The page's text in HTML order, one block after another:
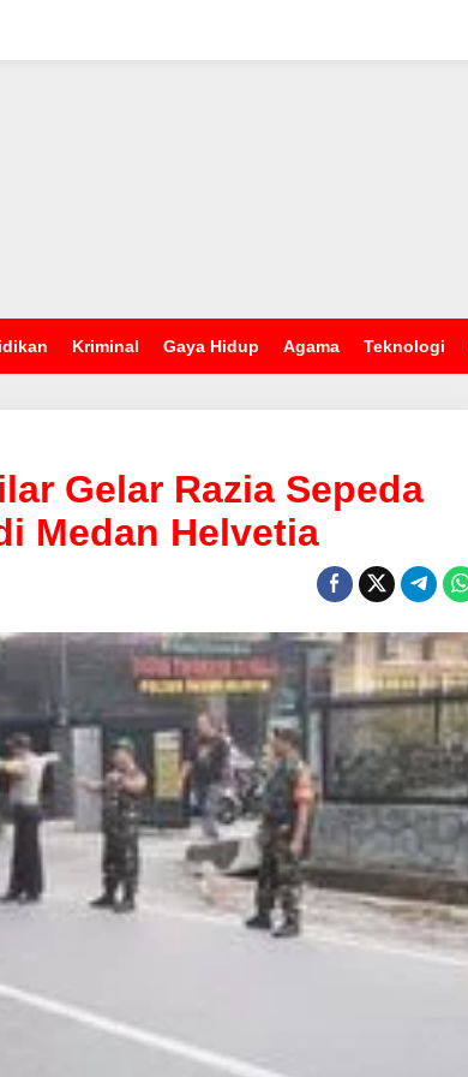
Kriminal Gaya Hidup Agama Teknologi
Gelar Razia Sepeda
Medan Helvetia